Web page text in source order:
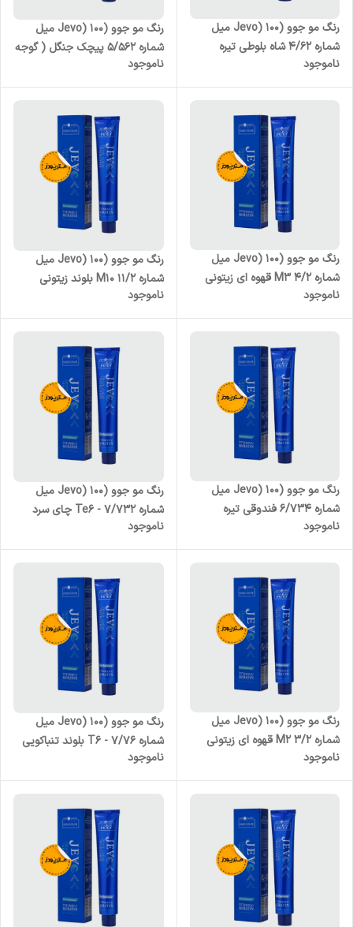
رنگ مو جوو (Jevo) 100 میل
شماره 4/62 شاه بلوطی تیره
ناموجود
رنگ مو جوو (Jevo) 100 میل
شماره 5/562 پیچک جنگل ( گوجه
ای )
ناموجود
رنگ مو جوو (Jevo) 100 میل
شماره M3 4/2 قهوه ای زیتونی
متوسط
ناموجود
رنگ مو جوو (Jevo) 100 میل
شماره M10 11/2 بلوند زیتونی
پلاتینه
ناموجود
رنگ مو جوو (Jevo) 100 میل
شماره 6/734 فندوقی تیره
ناموجود
رنگ مو جوو (Jevo) 100 میل
شماره Te6 - 7/732 چای سرد
ناموجود
رنگ مو جوو (Jevo) 100 میل
شماره M2 3/2 قهوه ای زیتونی
تیره
ناموجود
رنگ مو جوو (Jevo) 100 میل
شماره T6 - 7/76 بلوند تنباکویی
متوسط
ناموجود